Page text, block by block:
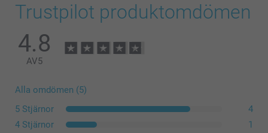
Trustpilot produktomdömen
4.8
AV5
Alla omdömen (5)
5 Stjärnor
4
4 Stjärnor
1